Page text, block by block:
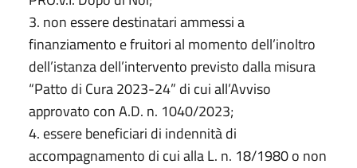
3. non essere destinatari ammessi a
finanziamento e fruitori al momento dell’inoltro
dell’istanza dell’intervento previsto dalla misura
“Patto di Cura 2023-24” di cui all’Avviso
approvato con A.D. n. 1040/2023;
4. essere beneficiari di indennità di
accompagnamento di cui alla L. n. 18/1980 o non